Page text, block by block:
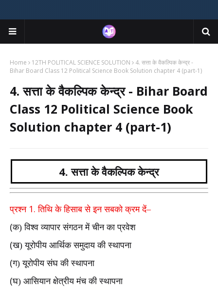
Home 12TH POLITICAL SCIENCE SOLUTION
4. सत्ता के वैकल्पिक केन्द्र -
Bihar Board Class 12 Political Science Book Solution chapter 4 (part-1)
4. सत्ता के वैकल्पिक केन्द्र - Bihar Board
Class 12 Political Science Book
Solution chapter 4 (part-1)
4. सत्ता के वैकल्पिक केन्द्र
प्रश्न 1.तिथि के हिसाब से इन सबको क्रम दें–
(क) विश्व व्यापार संगठन में चीन का प्रवेश
(ख) यूरोपीय आर्थिक समुदाय की स्थापना
(ग) यूरोपीय संघ की स्थापना
(घ) आसियान क्षेत्रीय मंच की स्थापना